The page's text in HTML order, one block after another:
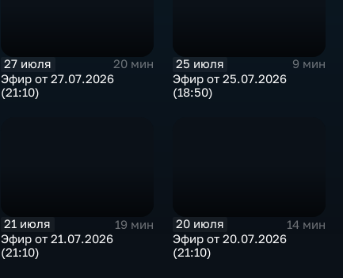
27 июля
20 мин
Эфир от 27.07.2026
(21:10)
25 июля
9 мин
Эфир от 25.07.2026
(18:50)
21 июля
19 мин
Эфир от 21.07.2026
(21:10)
20 июля
14 мин
Эфир от 20.07.2026
(21:10)